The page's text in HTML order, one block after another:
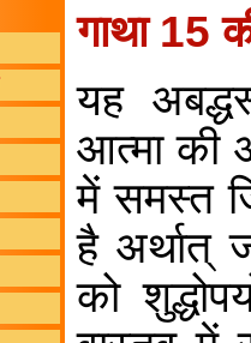
गाथा 15
यह
आत्मा की
में समस्त
है अर्थात्
को